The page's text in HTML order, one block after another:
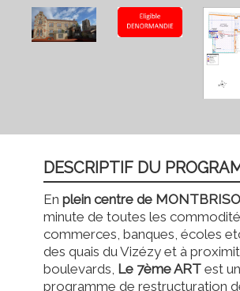
DESCRIPTIF DU
En plein centre de
minute de toutes les
commerces, banques, écoles
des quais du Vizézy et à
boulevards, Le 7ème ART est un
programme de restructuration